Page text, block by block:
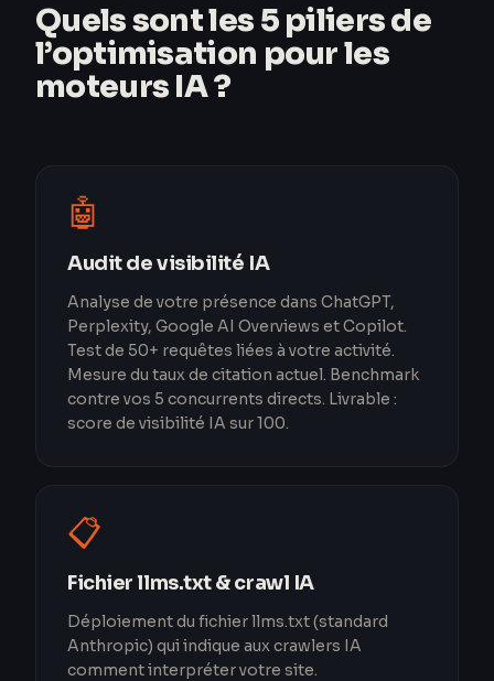
Quels sont les 5 piliers de
l’optimisation pour les
moteurs IA ?
🤖
Audit de visibilité IA
Analyse de votre présence dans ChatGPT,
Perplexity, Google AI Overviews et Copilot.
Test de 50+ requêtes liées à votre activité.
Mesure du taux de citation actuel. Benchmark
contre vos 5 concurrents directs. Livrable :
score de visibilité IA sur 100.
📋
Fichier llms.txt & crawl IA
Déploiement du fichier llms.txt (standard
Anthropic) qui indique aux crawlers IA
comment interpréter votre site.